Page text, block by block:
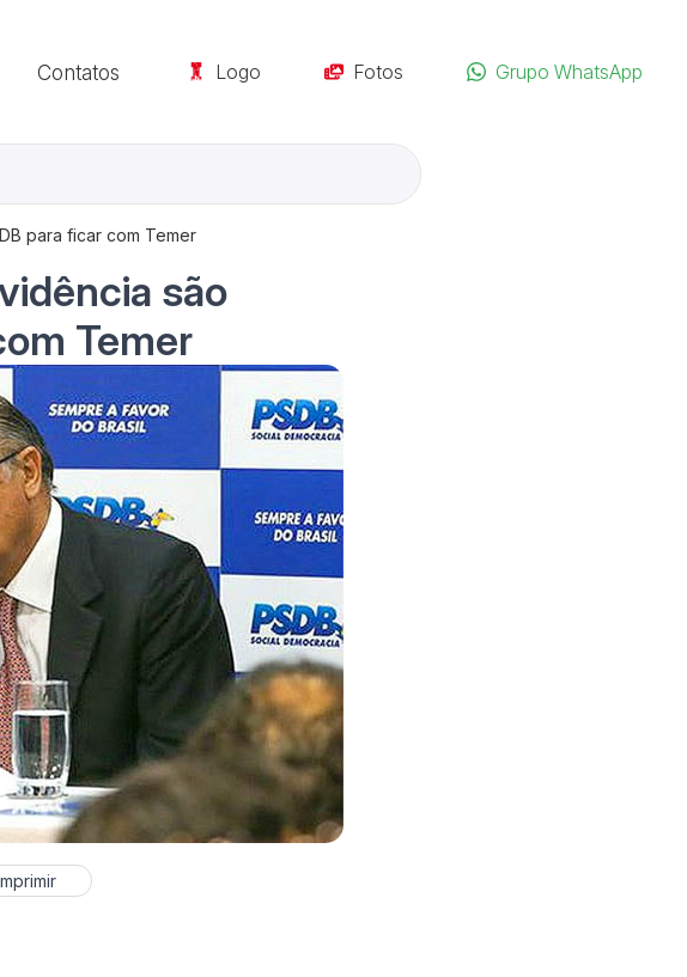
Contatos Logo Fotos Grupo WhatsApp
para ficar com Temer
são
Temer